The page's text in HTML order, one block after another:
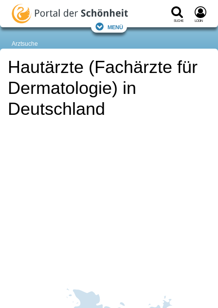
Suche Login
Menü
Arztsuche
Hautärzte (Fachärzte für
Dermatologie) in
Deutschland